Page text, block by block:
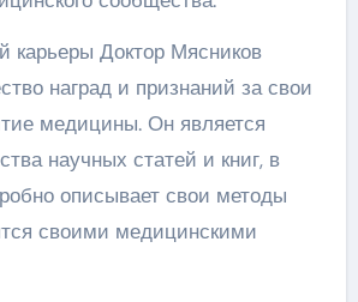
карьеры Доктор Мясников
наград и признаний за свои
медицины. Он является
научных статей и книг, в
описывает свои методы
своими медицинскими